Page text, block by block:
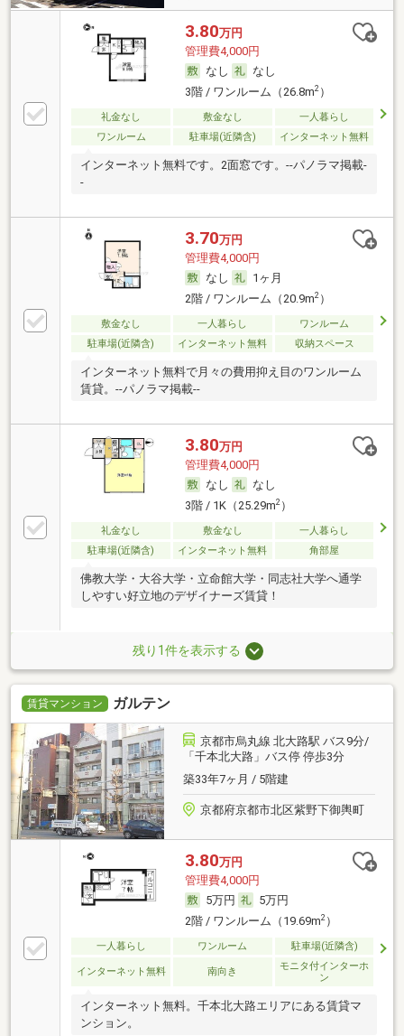
3.80万円
管理費4,000円
なし
なし
3階 / ワンルーム（26.8m2）
礼金なし 敷金なし
一人暮らし
ワンルーム
駐車場(近隣含) インターネット無料
インターネット無料です。2面窓です。--パノラマ掲載-
-
3.70万円
管理費4,000円
なし
1ヶ月
2階 / ワンルーム（20.9m2）
敷金なし 一人暮らし
ワンルーム
駐車場(近隣含)
インターネット無料 収納スペース
インターネット無料で月々の費用抑え目のワンルーム
賃貸。--パノラマ掲載--
3.80万円
管理費4,000円
なし
なし
3階 / 1K（25.29m2）
礼金なし 敷金なし
一人暮らし
駐車場(近隣含)
インターネット無料 角部屋
佛教大学・大谷大学・立命館大学・同志社大学へ通学
しやすい好立地のデザイナーズ賃貸！
残り1件を表示する
賃貸マンション ガルテン
京都市烏丸線 北大路駅 バス9分/
「千本北大路」バス停 停歩3分
築33年7ヶ月 / 5階建
京都府京都市北区紫野下御輿町
3.80万円
管理費4,000円
5万円
5万円
2階 / ワンルーム（19.69m2）
一人暮らし ワンルーム 駐車場(近隣含)
インターネット無料 南向き
モニタ付インターホ
ン
インターネット無料。千本北大路エリアにある賃貸マ
ンション。